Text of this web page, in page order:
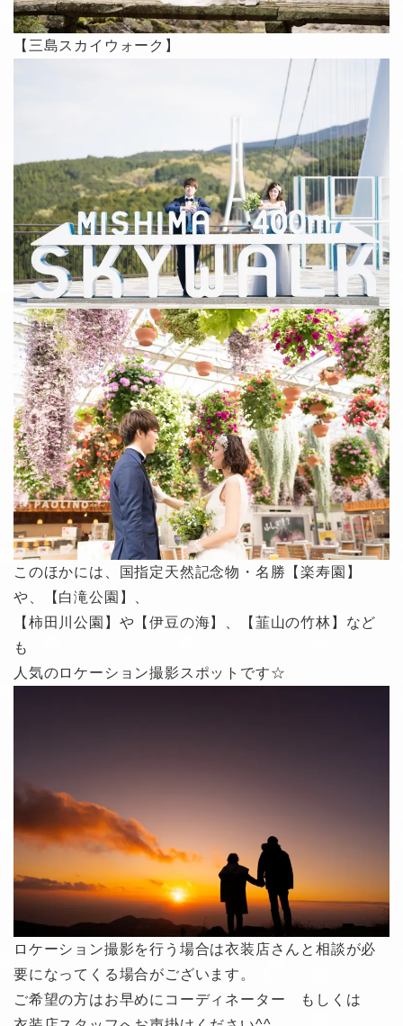
【三島スカイウォーク】
このほかには、国指定天然記念物・名勝【楽寿園】
や、【白滝公園】、
【柿田川公園】や【伊豆の海】、【韮山の竹林】など
も
人気のロケーション撮影スポットです☆
ロケーション撮影を行う場合は衣装店さんと相談が必
要になってくる場合がございます。
ご希望の方はお早めにコーディネーター もしくは